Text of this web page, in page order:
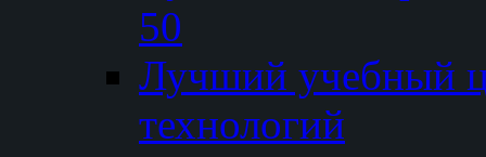
50
Лучший
технологий